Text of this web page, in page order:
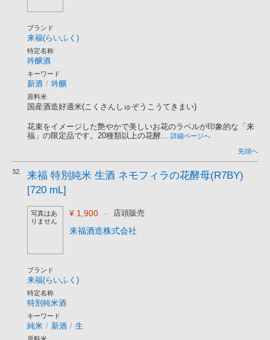
ブランド
来福(らいふく)
特定名称
吟醸酒
キーワード
新酒 / 吟醸
原料米
国産酒造好適米(こくさんしゅぞうこうてきまい)
花束をイメージした艶やかで美しいお花のラベルが印象的な「来
福」の限定品です。20種類以上の花酵... 詳細ページへ
先頭へ
32.
来福 特別純米 生酒 ネモフィラの花酵母(R7BY)
[720 mL]
写真はあ
りません
¥ 1,900 - 店頭販売
来福酒造株式会社
ブランド
来福(らいふく)
特定名称
特別純米酒
キーワード
純米 / 新酒 / 生